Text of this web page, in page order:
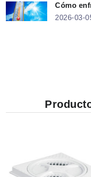
Cómo
2026-03-